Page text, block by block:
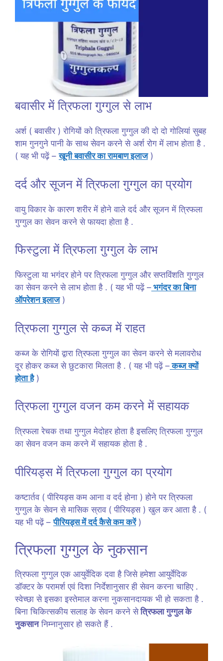
बवासीर में त्रिफला गुग्गुल से लाभ
अर्श ( बवासीर ) रोगियों को त्रिफला गुग्गुल की दो दो गोलियां सुबह
शाम गुनगुने पानी के साथ सेवन करने से अर्श रोग में लाभ होता है .
( यह भी पढ़ें –खूनी बवासीर का रामबाण इलाज)
दर्द और सूजन में त्रिफला गुग्गुल का प्रयोग
वायु विकार के कारण शरीर में होने वाले दर्द और सूजन में त्रिफला
गुग्गुल का सेवन करने से फायदा होता है .
फिस्टुला में त्रिफला गुग्गुल के लाभ
फिस्टुला या भगंदर होने पर त्रिफला गुग्गुल और सप्तविंशति गुग्गुल
का सेवन करने से लाभ होता है . ( यह भी पढ़ें – भगंदर का बिना
ऑपरेशन इलाज)
त्रिफला गुग्गुल से कब्ज में राहत
कब्ज के रोगियों द्वारा त्रिफला गुग्गुल का सेवन करने से मलावरोध
दूर होकर कब्ज से छुटकारा मिलता है . ( यह भी पढ़ें –कब्ज क्यों
होता है)
त्रिफला गुग्गुल वजन कम करने में सहायक
त्रिफला रेचक तथा गुग्गुल मेदोहर होता है इसलिए त्रिफला गुग्गुल
का सेवन वजन कम करने में सहायक होता है .
पीरियड्स में त्रिफला गुग्गुल का प्रयोग
कष्टार्तव ( पीरियड्स कम आना व दर्द होना ) होने पर त्रिफला
गुग्गुल के सेवन से मासिक स्राव ( पीरियड्स ) खुल कर आता है . (
यह भी पढ़ें –पीरियड्स में दर्द कैसे कम करें)
त्रिफला गुग्गुल के नुकसान
त्रिफला गुग्गुल एक आयुर्वेदिक दवा है जिसे हमेशा आयुर्वेदिक
डॉक्टर के परामर्श एवं दिशा निर्देशानुसार ही सेवन करना चाहिए .
स्वेच्छा से इसका इस्तेमाल करना नुकसानदायक भी हो सकता है .
बिना चिकित्सकीय सलाह के सेवन करने सेत्रिफला गुग्गुल के
नुकसाननिम्नानुसार हो सकते हैं .